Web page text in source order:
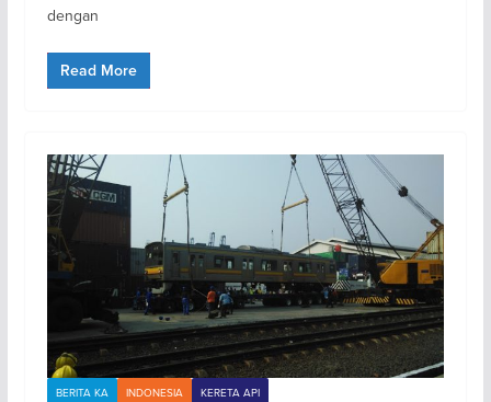
dengan
Read More
BERITA KA INDONESIA KERETA API